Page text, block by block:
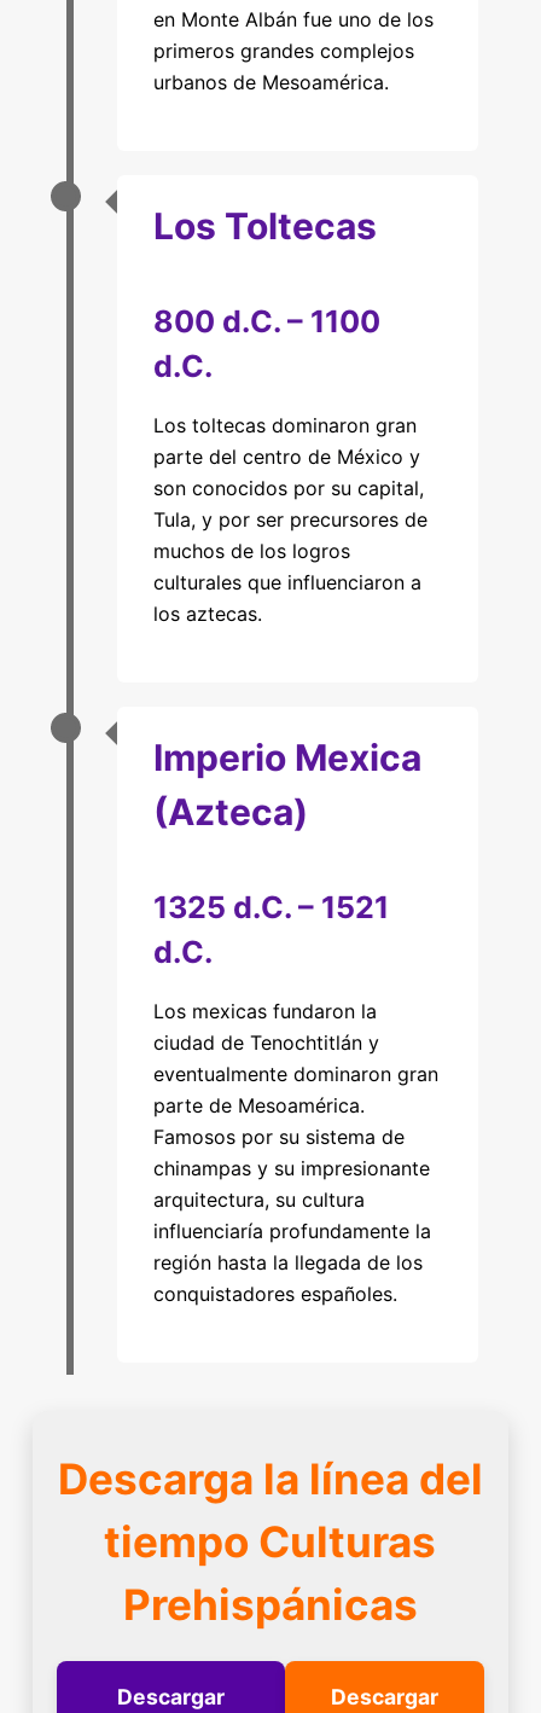
en Monte Albán fue uno de los
primeros grandes complejos
urbanos de Mesoamérica.
Los Toltecas
800 d.C. – 1100
d.C.
Los toltecas dominaron gran
parte del centro de México y
son conocidos por su capital,
Tula, y por ser precursores de
muchos de los logros
culturales que influenciaron a
los aztecas.
Imperio Mexica
(Azteca)
1325 d.C. – 1521
d.C.
Los mexicas fundaron la
ciudad de Tenochtitlán y
eventualmente dominaron gran
parte de Mesoamérica.
Famosos por su sistema de
chinampas y su impresionante
arquitectura, su cultura
influenciaría profundamente la
región hasta la llegada de los
conquistadores españoles.
Descarga la línea del
tiempo Culturas
Prehispánicas
Descargar
Descargar